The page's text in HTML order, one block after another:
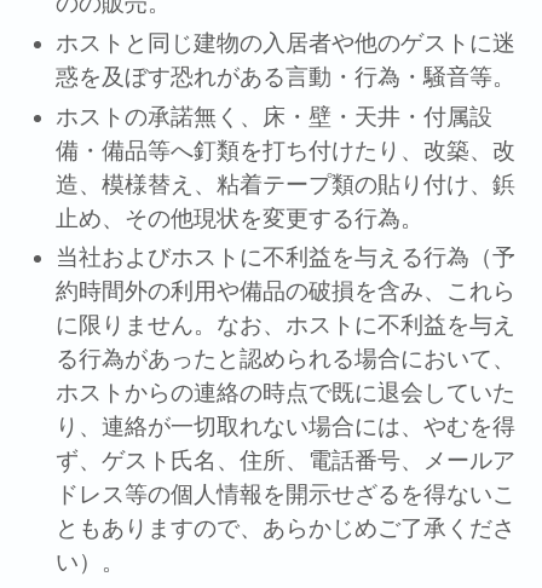
ホストと同じ建物の⼊居者や他のゲストに迷
惑を及ぼす恐れがある⾔動・⾏為・騒⾳等。
ホストの承諾無く、床・壁・天井・付属設
備・備品等へ釘類を打ち付けたり、改築、改
造、模様替え、粘着テープ類の貼り付け、鋲
⽌め、その他現状を変更する⾏為。
当社およびホストに不利益を与える⾏為（予
約時間外の利用や備品の破損を含み、これら
に限りません。なお、ホストに不利益を与え
る行為があったと認められる場合において、
ホストからの連絡の時点で既に退会していた
り、連絡が一切取れない場合には、やむを得
ず、ゲスト氏名、住所、電話番号、メールア
ドレス等の個人情報を開示せざるを得ないこ
ともありますので、あらかじめご了承くださ
い）。